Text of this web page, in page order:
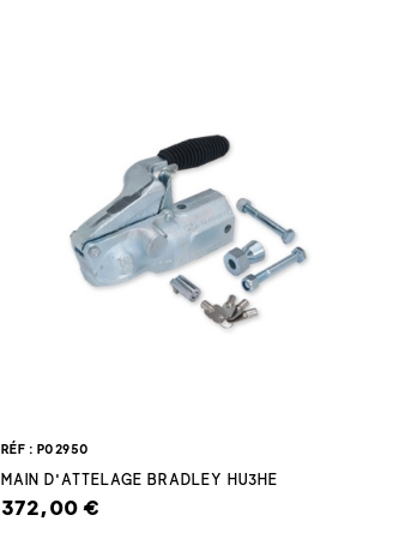
RÉF : P02950
MAIN D'ATTELAGE BRADLEY HU3HE
372,00 €